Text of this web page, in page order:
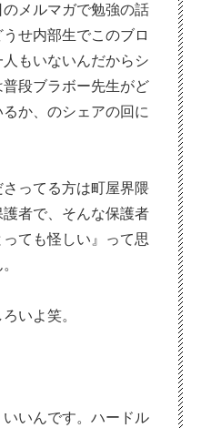
メルマガで勉強の話
せ内部生でこのブロ
もいないんだからシ
段ブラボー先生がど
か、のシェアの回に
ってる方は町屋界隈
者で、そんな保護者
ても怪しい』って思
いよ笑。
いんです。ハードル